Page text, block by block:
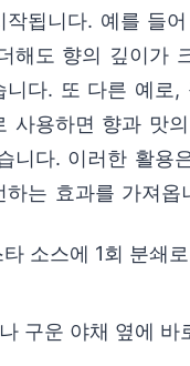
작됩니다. 예를 들
해도 향의 깊이가
니다. 또 다른 예로,
사용하면 향과 맛
니다. 이러한 활용
하는 효과를 가져옵
소스에 1회 분쇄
구운 야채 옆에 바